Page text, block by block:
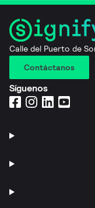
Calle del Puerto de
Contáctanos
Síguenos